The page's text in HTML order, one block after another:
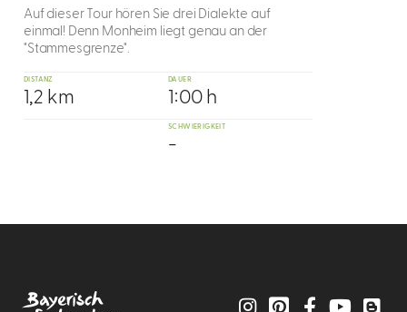
Auf dieser Tour hören Sie drei Dialekte auf
einmal! Denn Monheim liegt genau an der
"Stammesgrenze".
DISTANZ
1,2 km
DAUER
1:00 h
SCHWIERIGKEIT
-
InstagramPinterestFacebookYouTube